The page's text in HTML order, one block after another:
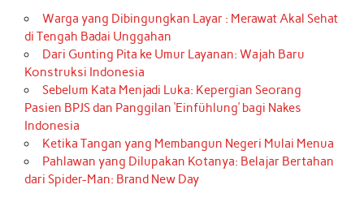
Warga yang Dibingungkan Layar : Merawat Akal Sehat
di Tengah Badai Unggahan
Dari Gunting Pita ke Umur Layanan: Wajah Baru
Konstruksi Indonesia
Sebelum Kata Menjadi Luka: Kepergian Seorang
Pasien BPJS dan Panggilan ‘Einfühlung’ bagi Nakes
Indonesia
Ketika Tangan yang Membangun Negeri Mulai Menua
Pahlawan yang Dilupakan Kotanya: Belajar Bertahan
dari Spider-Man: Brand New Day